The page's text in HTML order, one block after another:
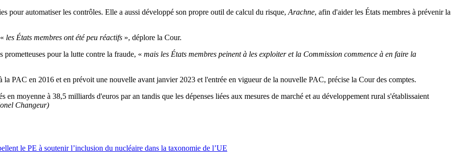
pour automatiser les contrôles. Elle a aussi développé son propre outil de calcul du risque, Arachne, afin d'aider les États membres à prévenir la
les États membres ont été peu réactifs », déplore la Cour.
pour la lutte contre la fraude, « mais les États membres peinent à les exploiter et la Commission commence à en faire la
la PAC en 2016 et en prévoit une nouvelle avant janvier 2023 et l'entrée en vigueur de la nouvelle PAC, précise la Cour des comptes.
moyenne à 38,5 milliards d'euros par an tandis que les dépenses liées aux mesures de marché et au développement rural s'établissaient
Changeur)
le PE à soutenir l’inclusion du nucléaire dans la taxonomie de l’UE